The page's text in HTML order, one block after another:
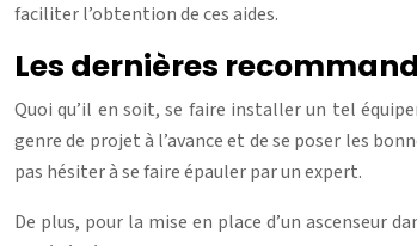
faciliter l’obtention de ces aides.
Les dernières
Quoi qu’il en soit, se faire installer un tel
genre de projet à l’avance et de se poser les
pas hésiter à se faire épauler par un expert.
De plus, pour la mise en place d’un ascenseur